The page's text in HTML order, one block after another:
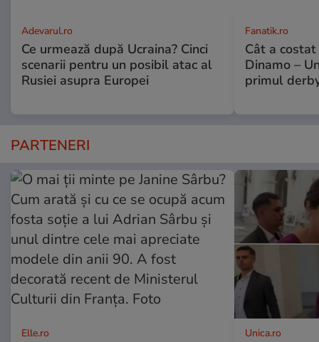
Adevarul.ro
Ce urmează după Ucraina? Cinci
scenarii pentru un posibil atac al
Rusiei asupra Europei
Fanatik.ro
Cât a
Dinamo –
primul
PARTENERI
Elle.ro Unica.ro